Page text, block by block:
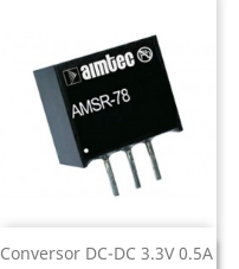
Conversor DC-DC 3.3V 0.5A
DESCONTINUADO